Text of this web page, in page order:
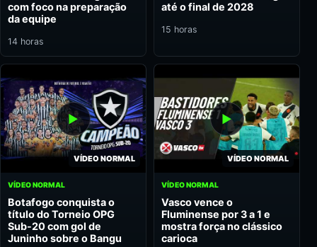
com foco na preparação
da equipe
14 horas
até o final de 2028
15 horas
VÍDEO NORMAL
VÍDEO NORMAL
Botafogo conquista o
título do Torneio OPG
Sub-20 com gol de
Juninho sobre o Bangu
VÍDEO NORMAL
VÍDEO NORMAL
Vasco vence o
Fluminense por 3 a 1 e
mostra força no clássico
carioca